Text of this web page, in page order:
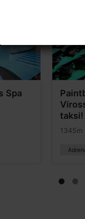
Spa
taksi!
1345m